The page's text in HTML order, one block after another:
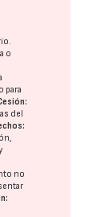
o
para
del
no